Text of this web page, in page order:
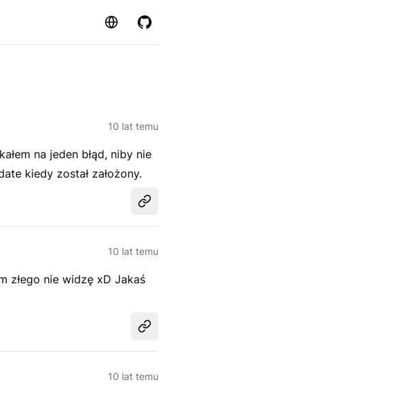
Strona GitHub
10 lat temu
na jeden błąd, niby nie
kiedy został założony.
Udostępnij
10 lat temu
złego nie widzę xD Jakaś
Udostępnij
10 lat temu